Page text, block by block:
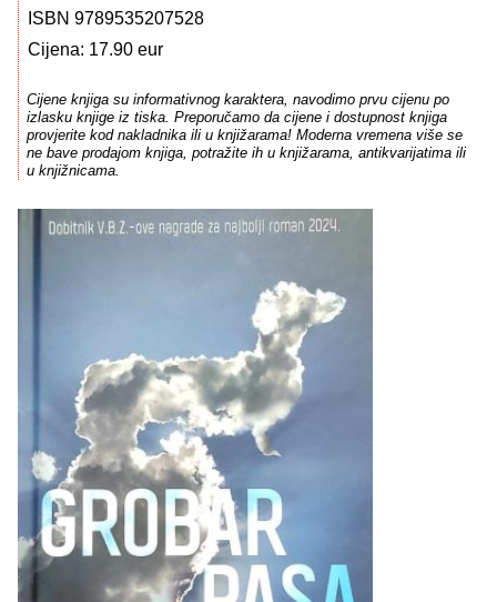
ISBN 9789535207528
Cijena: 17.90 eur
Cijene knjiga su informativnog karaktera, navodimo prvu cijenu po
izlasku knjige iz tiska. Preporučamo da cijene i dostupnost knjiga
provjerite kod nakladnika ili u knjižarama! Moderna vremena više se
ne bave prodajom knjiga, potražite ih u knjižarama, antikvarijatima ili
u knjižnicama.